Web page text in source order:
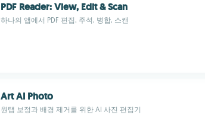
PDF Reader: View, Edit & Scan
하나의 앱에서 PDF 편집, 주석, 병합, 스캔
Art AI Photo
원탭 보정과 배경 제거를 위한 AI 사진 편집기